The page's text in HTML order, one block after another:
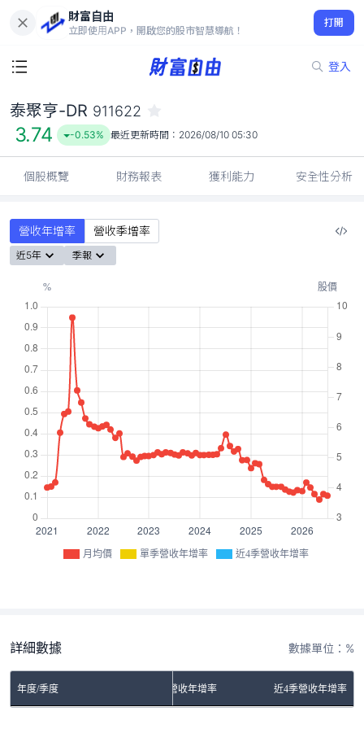
財富自由
立即使用APP，開啟您的股市智慧導航！
打開
登入
3.74
-0.53%
泰聚亨-DR 911622
3.74 -0.53% 最近更新時間： 2026/08/10 05:30
個股概覽 財務報表 獲利能力 安全性分析
營收年增率 營收季增率
近5年 季報
月均價 單季營收年增率 近4季營收年增率
詳細數據 數據單位：%
年度/季度 單季營收年增率 近4季營收年增率